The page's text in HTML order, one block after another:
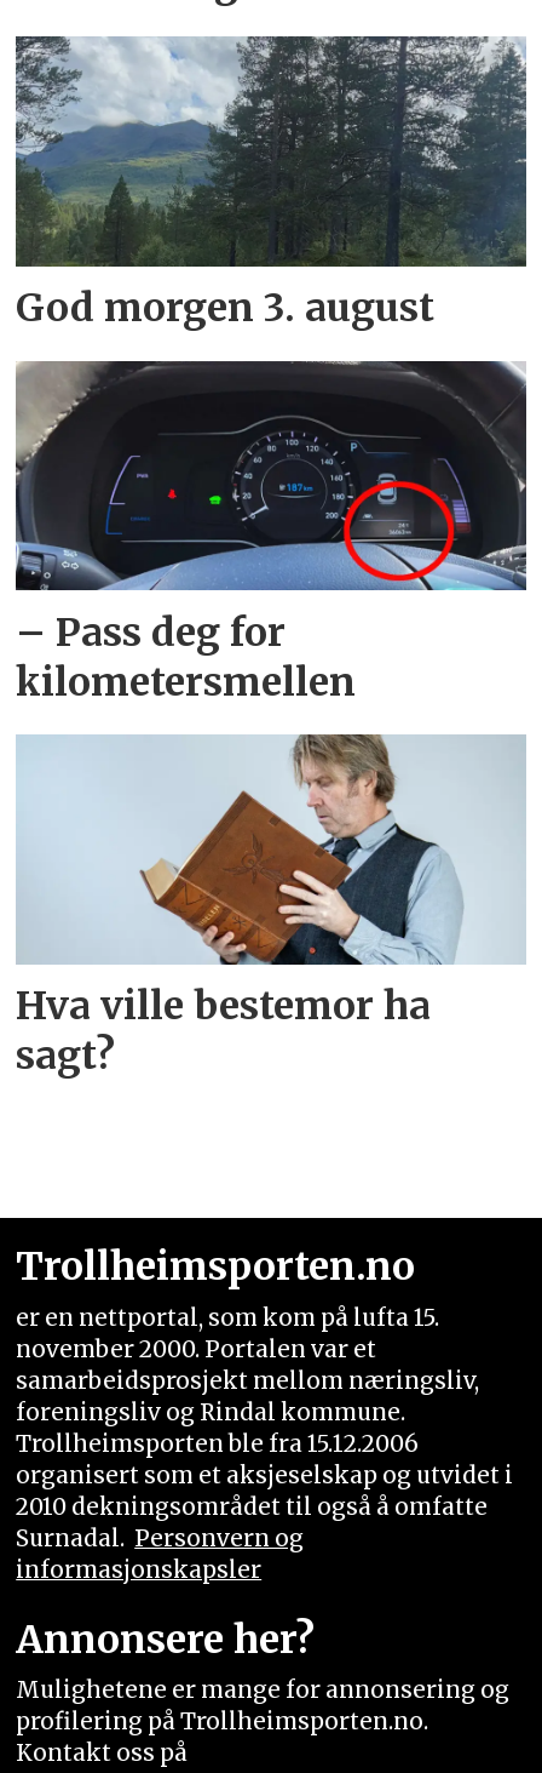
God morgen 3. august
– Pass deg for
kilometersmellen
Hva ville bestemor ha
sagt?
Trollheimsporten.no
er en nettportal, som kom på lufta 15.
november 2000. Portalen var et
samarbeidsprosjekt mellom næringsliv,
foreningsliv og Rindal kommune.
Trollheimsporten ble fra 15.12.2006
organisert som et aksjeselskap og utvidet i
2010 dekningsområdet til også å omfatte
Surnadal. Personvern og
informasjonskapsler
Annonsere her?
Mulighetene er mange for annonsering og
profilering på Trollheimsporten.no.
Kontakt oss på